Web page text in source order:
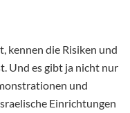
kennen die Risiken und
Und es gibt ja nicht nur
und
Einrichtungen